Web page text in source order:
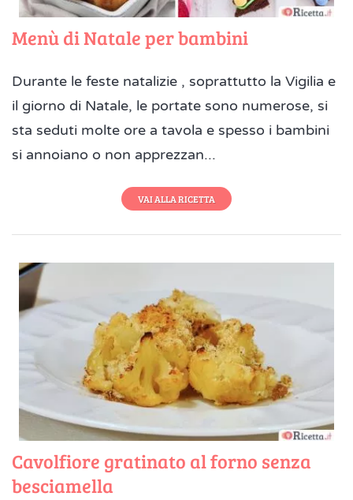
Menù di Natale per bambini
Durante le feste natalizie , soprattutto la Vigilia e
il giorno di Natale, le portate sono numerose, si
sta seduti molte ore a tavola e spesso i bambini
si annoiano o non apprezzan...
VAI ALLA RICETTA
Cavolfiore gratinato al forno senza
besciamella